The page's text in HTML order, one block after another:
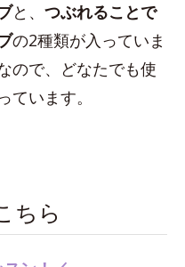
と、 つぶれることで
の2種類が入っていま
ので、どなたでも使
います。
ちら